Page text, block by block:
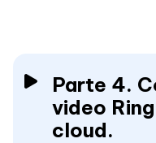
Parte 4.
video
cloud.